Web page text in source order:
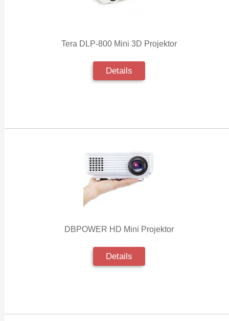
Tera DLP-800 Mini 3D Projektor
Details
DBPOWER HD Mini Projektor
Details